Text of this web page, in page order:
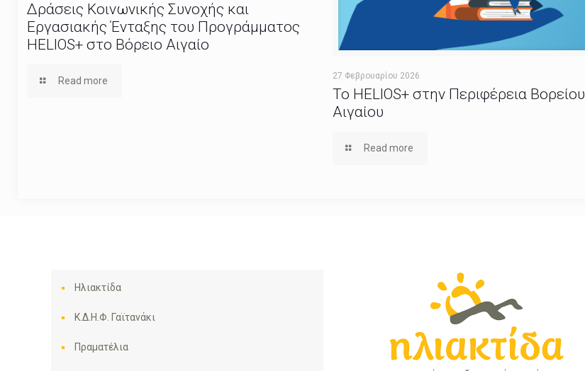
Δράσεις Κοινωνικής Συνοχής και
Εργασιακής Ένταξης του Προγράμματος
HELIOS+ στο Βόρειο Αιγαίο
Read more 27 Φεβρουαρίου 2026
Το HELIOS+ στην Περιφέρεια Βορείου
Αιγαίου
Read more
Ηλιακτίδα
Κ.Δ.Η.Φ. Γαϊτανάκι
Πραματέλια